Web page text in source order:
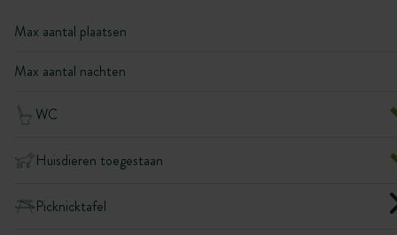
Max aantal plaatsen
Max aantal nachten
WC
Huisdieren toegestaan
Picknicktafel